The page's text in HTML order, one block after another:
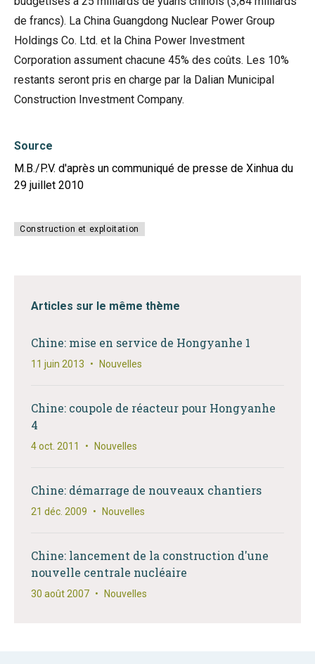
de francs). La China Guangdong Nuclear Power Group
Holdings Co. Ltd. et la China Power Investment
Corporation assument chacune 45% des coûts. Les 10%
restants seront pris en charge par la Dalian Municipal
Construction Investment Company.
Source
M.B./P.V. d'après un communiqué de presse de Xinhua du
29 juillet 2010
Construction et exploitation
Articles sur le même thème
Chine: mise en service de Hongyanhe 1
11 juin 2013 • Nouvelles
Chine: coupole de réacteur pour Hongyanhe
4
4 oct. 2011 • Nouvelles
Chine: démarrage de nouveaux chantiers
21 déc. 2009 • Nouvelles
Chine: lancement de la construction d'une
nouvelle centrale nucléaire
30 août 2007 • Nouvelles